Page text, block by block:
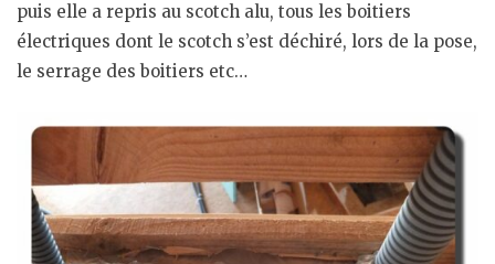
puis elle a repris au scotch alu, tous les boitiers
électriques dont le scotch s’est déchiré, lors de la pose,
le serrage des boitiers etc…